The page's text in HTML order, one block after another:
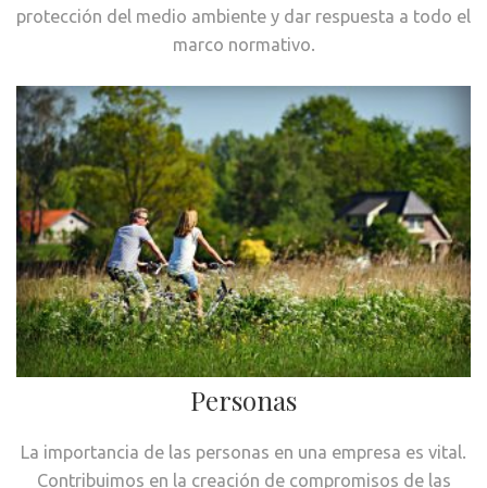
protección del medio ambiente y dar respuesta a todo el
marco normativo.
Personas
La importancia de las personas en una empresa es vital.
Contribuimos en la creación de compromisos de las